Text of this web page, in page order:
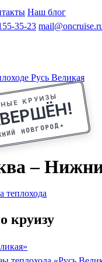
революция
Наш блог
35-23
Русь Великая
КРУИЗЫ
НОВГОРОД★
–
теплохода
круизу